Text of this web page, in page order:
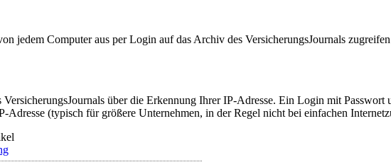
jedem Computer aus per Login auf das Archiv des VersicherungsJournals
über die Erkennung Ihrer IP-Adresse. Ein Login mit Passwort
(typisch für größere Unternehmen, in der Regel nicht bei einfachen